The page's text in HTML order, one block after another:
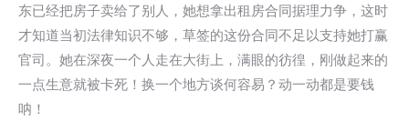
东已经把房子卖给了别人，她想拿出租房合同据理力争，这时
才知道当初法律知识不够，草签的这份合同不足以支持她打赢
官司。她在深夜一个人走在大街上，满眼的彷徨，刚做起来的
一点生意就被卡死！换一个地方谈何容易？动一动都是要钱
呐！